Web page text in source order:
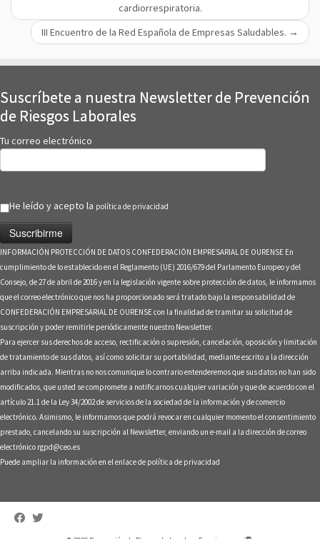
cardiorrespiratoria.
III Encuentro de la Red Española de Empresas Saludables. →
Suscríbete a nuestra Newsletter de Prevención
de Riesgos Laborales
Tu correo electrónico
He leído y acepto la política de privacidad
INFORMACIÓN PROTECCIÓN DE DATOS CONFEDERACIÓN EMPRESARIAL DE OURENSE En
cumplimiento de lo establecido en el Reglamento (UE) 2016/679 del Parlamento Europeo y del
Consejo, de 27 de abril de 2016 y en la legislación vigente sobre protección de datos, le informamos
que el correo electrónico que nos ha proporcionado será tratado bajo la responsabilidad de
CONFEDERACIÓN EMPRESARIAL DE OURENSE con la finalidad de tramitar su solicitud de
suscripción y poder remitirle periódicamente nuestro Newsletter.
Para ejercer sus derechos de acceso, rectificación o supresión, cancelación, oposición y limitación
de tratamiento de sus datos, así como solicitar su portabilidad, mediante escrito a la dirección
arriba indicada. Mientras no nos comunique lo contrario entenderemos que sus datos no han sido
modificados, que usted se compromete a notificarnos cualquier variación y que de acuerdo con el
artículo 21.1 de la Ley 34/2002 de servicios de la sociedad de la información y de comercio
electrónico. Asimismo, le informamos que podrá revocar en cualquier momento el consentimiento
prestado, cancelando su suscripción al Newsletter, enviando un e-mail a la dirección de correo
electrónico rgpd@ceo.es
Puede ampliar la información en el enlace de política de privacidad